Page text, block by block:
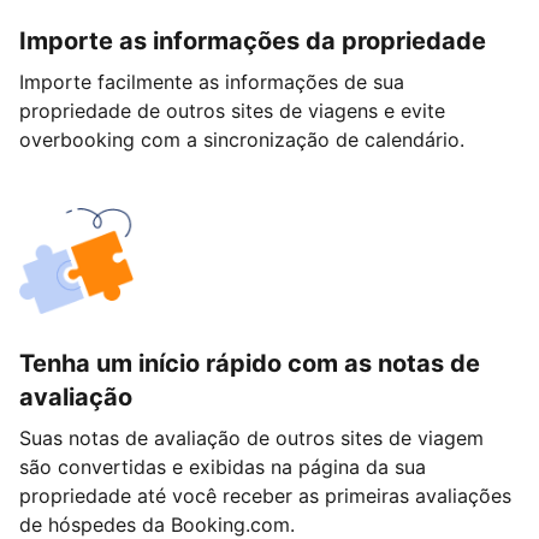
Importe as informações da propriedade
Importe facilmente as informações de sua
propriedade de outros sites de viagens e evite
overbooking com a sincronização de calendário.
Tenha um início rápido com as notas de
avaliação
Suas notas de avaliação de outros sites de viagem
são convertidas e exibidas na página da sua
propriedade até você receber as primeiras avaliações
de hóspedes da Booking.com.